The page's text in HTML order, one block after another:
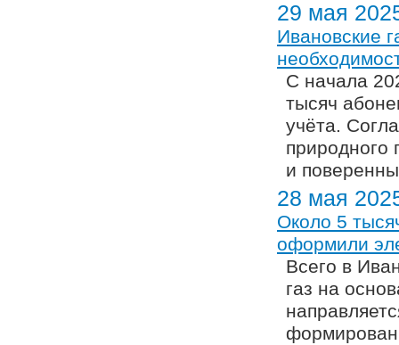
29 мая
Ивановские
С начала
тысяч
учёта.
природного
и
28 мая
Около 5
оформили
Всего в
газ на